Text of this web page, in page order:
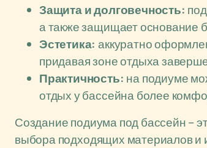
Защита и долговечность:
а также защищает основание
Эстетика: аккуратно
придавая зоне отдыха
Практичность: на подиуме
отдых у бассейна более
Создание подиума под бассейн –
выбора подходящих материалов и